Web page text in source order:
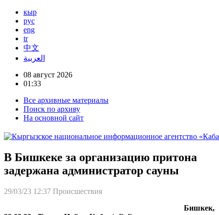
кыр
рус
eng
tr
中文
العربية
08 август 2026
01:33
Все архивные материалы
Поиск по архиву
На основной сайт
В Бишкеке за организацию притона
задержана администратор сауны
29/03/23 12:37 Происшествия
Бишкек,